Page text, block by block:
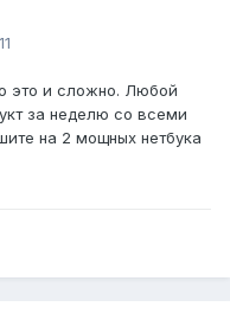
это и сложно. Любой
за неделю со всеми
на 2 мощных нетбука